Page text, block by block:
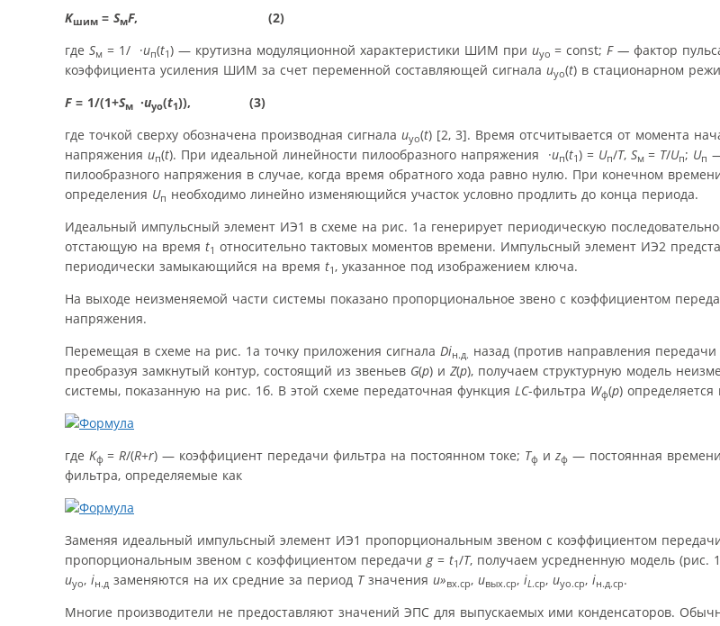
Kшим = SмF, (2)
где Sм = 1/ ·uп(t1) — крутизна модуляционной характеристики ШИМ при uуо = const; F — фактор
коэффициента усиления ШИМ за счет переменной составляющей сигнала uуо(t) в стационарном
F= 1/(1+Sм ·uуо(t1)), (3)
где точкой сверху обозначена производная сигнала uуо(t) [2, 3]. Время отсчитывается от момента
напряжения uп(t). При идеальной линейности пилообразного напряжения ·uп(t1) = Uп/Т, Sм = T/Uп; Uп
пилообразного напряжения в случае, когда время обратного хода равно нулю. При конечном
определения Uп необходимо линейно изменяющийся участок условно продлить до конца периода.
Идеальный импульсный элемент ИЭ1 в схеме на рис. 1а генерирует периодическую
отстающую на время t1 относительно тактовых моментов времени. Импульсный элемент ИЭ2
периодически замыкающийся на время t1, указанное под изображением ключа.
На выходе неизменяемой части системы показано пропорциональное звено с коэффициентом
напряжения.
Перемещая в схеме на рис. 1а точку приложения сигнала Diн.д. назад (против направления передачи
преобразуя замкнутый контур, состоящий из звеньев G(p) и Z(p), получаем структурную модель
системы, показанную на рис. 1б. В этой схеме передаточная функция LC-фильтра Wф(p)
где Kф = R/(R+r) — коэффициент передачи фильтра на постоянном токе; Tф и zф — постоянная
фильтра, определяемые как
Заменяя идеальный импульсный элемент ИЭ1 пропорциональным звеном с коэффициентом
пропорциональным звеном с коэффициентом передачиg= t1/T, получаем усредненную модель (рис.
uуо, iн.д заменяются на их средние за период Tзначения u»вх.ср, uвых.ср, iL .ср, uуо.ср, iн.д.ср.
Многие производители не предоставляют значений ЭПС для выпускаемых ими конденсаторов.